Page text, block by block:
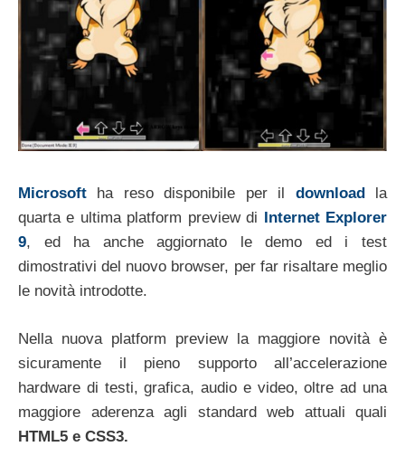
Microsoft ha reso disponibile per il download
la
quarta e ultima platform preview di
Internet Explorer
9, ed ha anche aggiornato le demo ed i test
dimostrativi del nuovo browser, per far risaltare meglio
le novità introdotte.
Nella nuova platform preview la maggiore novità è
sicuramente il pieno supporto all’accelerazione
hardware di testi, grafica, audio e video, oltre ad una
maggiore aderenza agli standard web attuali quali
HTML5 e CSS3.